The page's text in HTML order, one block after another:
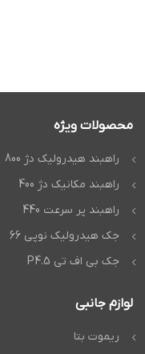
محصولات ویژه
راهبند هیدرولیک دژ 800
راهبند مکانیک دژ 400
راهبند پر سرعت 440
جک هیدرولیک نوپی 66
جک بی اف تی P4.5
لوازم جانبی
ریموت بتا